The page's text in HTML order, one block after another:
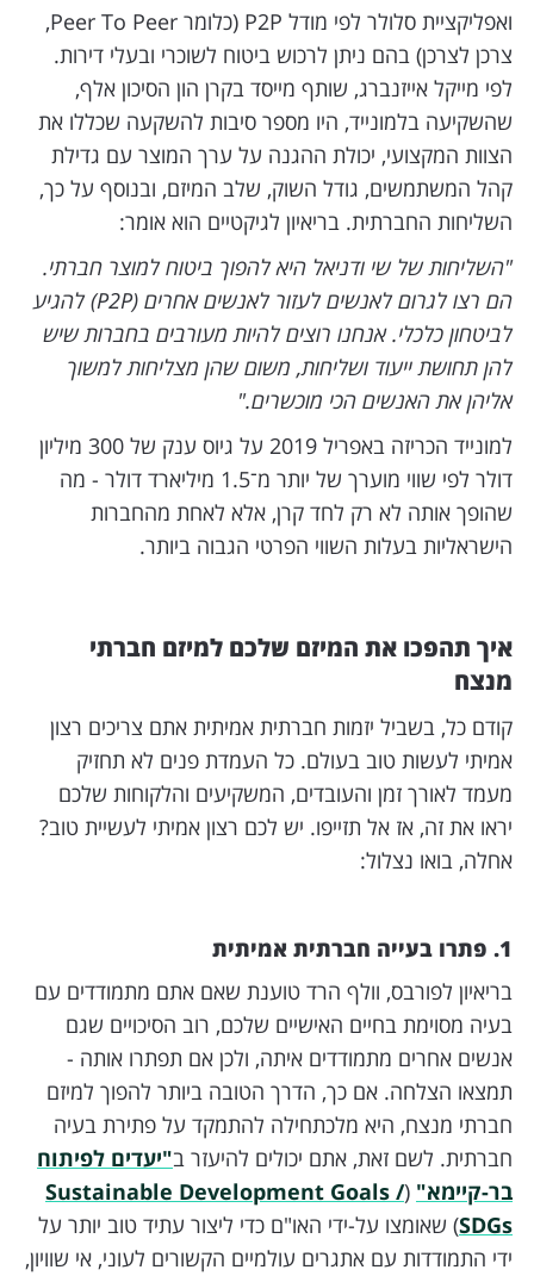
ואפליקציית סלולר לפי מודל P2P (כלומר Peer To Peer,
צרכן לצרכן) בהם ניתן לרכוש ביטוח לשוכרי ובעלי דירות.
לפי מייקל אייזנברג, שותף מייסד בקרן הון הסיכון אלף,
שהשקיעה בלמונייד, היו מספר סיבות להשקעה שכללו את
הצוות המקצועי, יכולת ההגנה על ערך המוצר עם גדילת
קהל המשתמשים, גודל השוק, שלב המיזם, ובנוסף על כך,
השליחות החברתית. בריאיון לגיקטיים הוא אומר:
"השליחות של שי ודניאל היא להפוך ביטוח למוצר חברתי.
הם רצו לגרום לאנשים לעזור לאנשים אחרים (P2P) להגיע
לביטחון כלכלי. אנחנו רוצים להיות מעורבים בחברות שיש
להן תחושת ייעוד ושליחות, משום שהן מצליחות למשוך
אליהן את האנשים הכי מוכשרים."
למונייד הכריזה באפריל 2019 על גיוס ענק של 300 מיליון
דולר לפי שווי מוערך של יותר מ־1.5 מיליארד דולר - מה
שהופך אותה לא רק לחד קרן, אלא לאחת מהחברות
הישראליות בעלות השווי הפרטי הגבוה ביותר.
איך תהפכו את המיזם שלכם למיזם חברתי
מנצח
קודם כל, בשביל יזמות חברתית אמיתית אתם צריכים רצון
אמיתי לעשות טוב בעולם. כל העמדת פנים לא תחזיק
מעמד לאורך זמן והעובדים, המשקיעים והלקוחות שלכם
יראו את זה, אז אל תזייפו. יש לכם רצון אמיתי לעשיית טוב?
אחלה, בואו נצלול:
1. פתרו בעייה חברתית אמיתית
בריאיון לפורבס, וולף הרד טוענת שאם אתם מתמודדים עם
בעיה מסוימת בחיים האישיים שלכם, רוב הסיכויים שגם
אנשים אחרים מתמודדים איתה, ולכן אם תפתרו אותה -
תמצאו הצלחה. אם כך, הדרך הטובה ביותר להפוך למיזם
חברתי מנצח, היא מלכתחילה להתמקד על פתירת בעיה
חברתית. לשם זאת, אתם יכולים להיעזר ב"יעדים לפיתוח
בר-קיימא" (
Sustainable Development Goals /
SDGs) שאומצו על-ידי האו"ם כדי ליצור עתיד טוב יותר על
ידי התמודדות עם אתגרים עולמיים הקשורים לעוני, אי שוויון,